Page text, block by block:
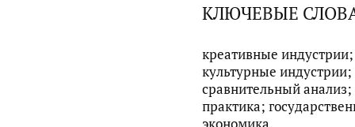
КЛЮЧЕВЫЕ
креативные
культурные
сравнительный
практика;